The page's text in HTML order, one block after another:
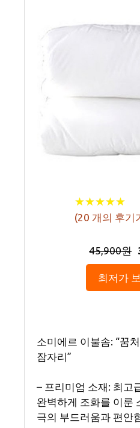
★★★★★
★★★★★
(20 개의 후기
45,900원
최저가
소미에르 이불솜: “꿈
잠자리”
– 프리미엄 소재: 최고
완벽하게 조화를 이룬
극의 부드러움과 편안